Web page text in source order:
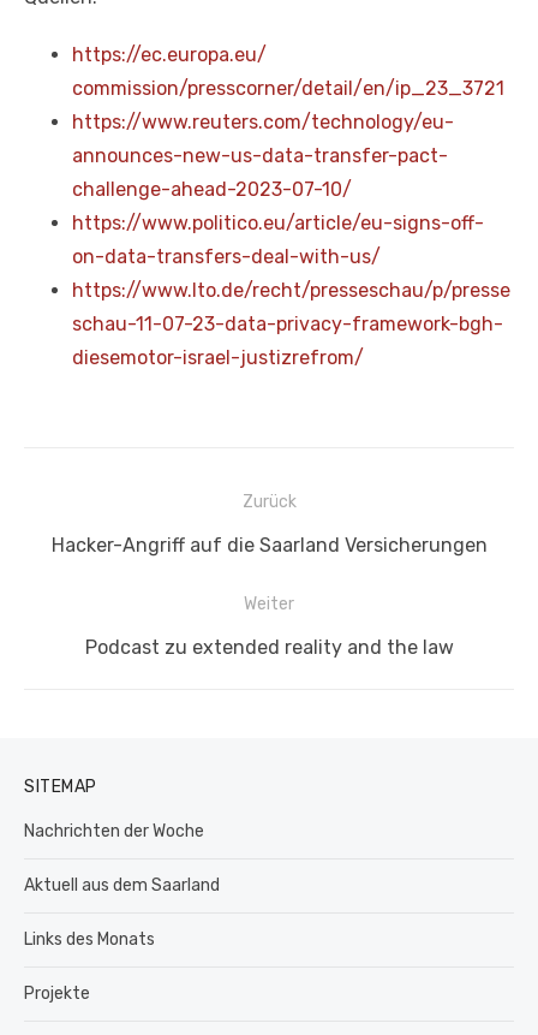
https://ec.europa.eu/
commission/presscorner/detail/en/ip_23_3721
https://www.reuters.com/technology/eu-
announces-new-us-data-transfer-pact-
challenge-ahead-2023-07-10/
https://www.politico.eu/article/eu-signs-off-
on-data-transfers-deal-with-us/
https://www.lto.de/recht/presseschau/p/presse
schau-11-07-23-data-privacy-framework-bgh-
diesemotor-israel-justizrefrom/
Beitragsnavigation
Zurück
Vorheriger
Hacker-Angriff auf die Saarland Versicherungen
Weiter
Nächster
Podcast zu extended reality and the law
SITEMAP
Nachrichten der Woche
Aktuell aus dem Saarland
Links des Monats
Projekte